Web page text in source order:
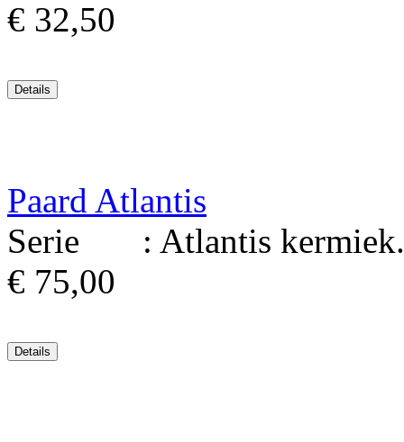
€ 32,50
Paard Atlantis
Serie : Atlantis kermiek.
€ 75,00